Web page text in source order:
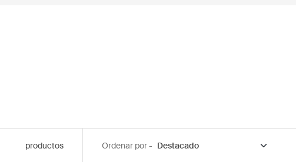
productos Ordenar por -